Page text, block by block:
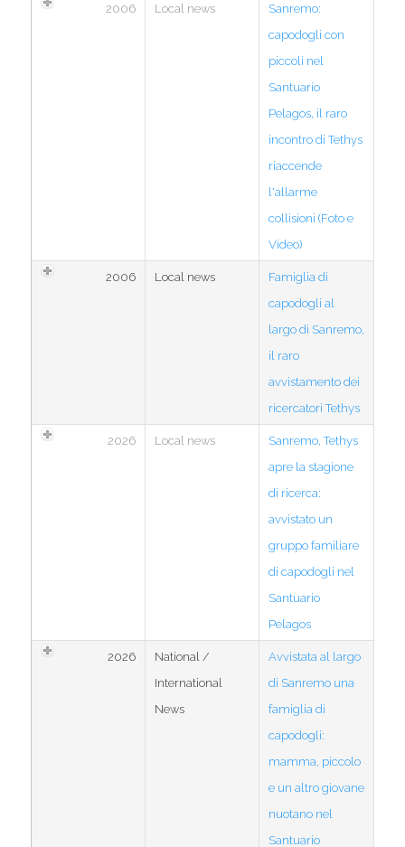
2006 Local news
Sanremo:
capodogli con
piccoli nel
Santuario
Pelagos, il raro
incontro di Tethys
riaccende
l'allarme
collisioni (Foto e
Video)
2006 Local news
Famiglia di
capodogli al
largo di Sanremo,
il raro
avvistamento dei
ricercatori Tethys
2026 Local news
Sanremo, Tethys
apre la stagione
di ricerca:
avvistato un
gruppo familiare
di capodogli nel
Santuario
Pelagos
2026
National /
International
News
Avvistata al largo
di Sanremo una
famiglia di
capodogli:
mamma, piccolo
e un altro giovane
nuotano nel
Santuario